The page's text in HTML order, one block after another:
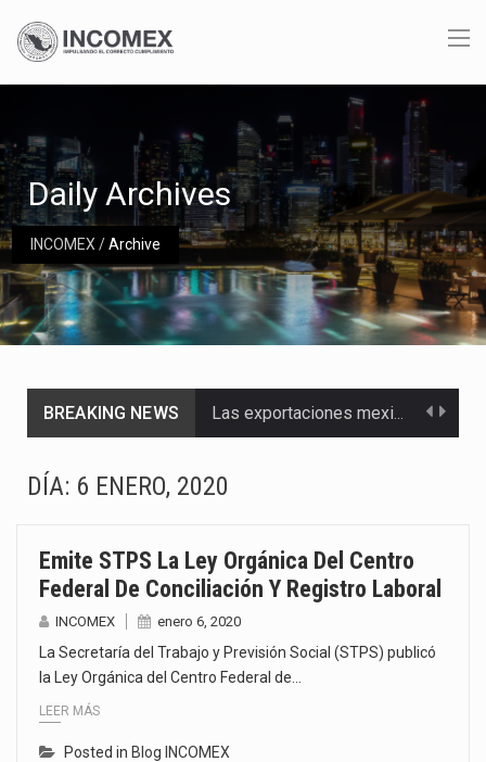
INCOMEX/Archive
Daily Archives
BREAKING NEWS Las exportaciones mexicanas de vehículos ligeros disminuyeron 9.67 % en julio a tasa anual, alcanzando…
Solo el 17.8 % de las empresas en México se considera totalmente preparada para la…
Los créditos fiscales determinados a empresas IMMEX rara vez nacen de una interpretación equivocada de…
DÍA: 6 ENERO, 2020
Emite STPS La Ley Orgánica Del Centro
Federal De Conciliación Y Registro Laboral
INCOMEX enero 6, 2020
La Secretaría del Trabajo y Previsión Social (STPS) publicó
la Ley Orgánica del Centro Federal de…
LEER MÁS
Posted in Blog INCOMEX